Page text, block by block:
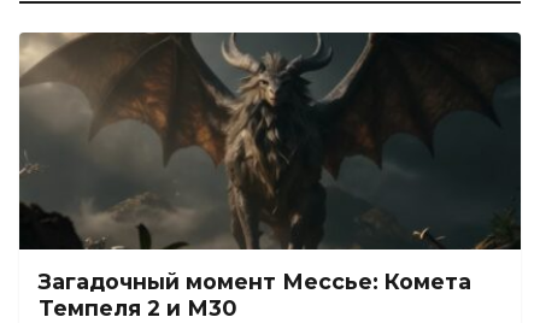
Загадочный момент Мессье: Комета
Темпеля 2 и М30